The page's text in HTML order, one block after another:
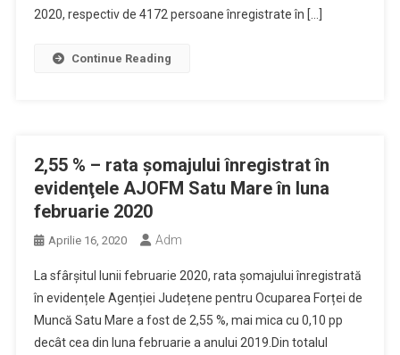
2020, respectiv de 4172 persoane înregistrate în […]
Continue Reading
2,55 % – rata şomajului înregistrat în
evidenţele AJOFM Satu Mare în luna
februarie 2020
Aprilie 16, 2020 Adm
La sfârșitul lunii februarie 2020, rata șomajului înregistrată
în evidențele Agenției Județene pentru Ocuparea Forței de
Muncă Satu Mare a fost de 2,55 %, mai mica cu 0,10 pp
decât cea din luna februarie a anului 2019.Din totalul